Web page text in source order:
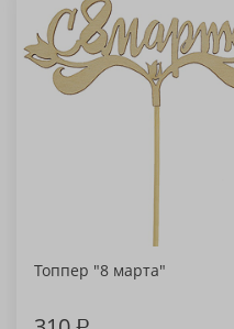
Топпер "8 марта"